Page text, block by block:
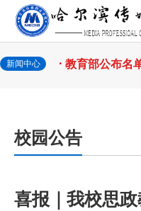
新闻中心
—— 哈
· 强化政治担当
滨传媒
· 教育部公布名
话
· 省教育厅举行
观学习教育
· 我省举办第十
校园公告
喜报｜我校思